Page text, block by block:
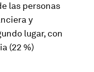
las personas
y
lugar, con
(22 %)